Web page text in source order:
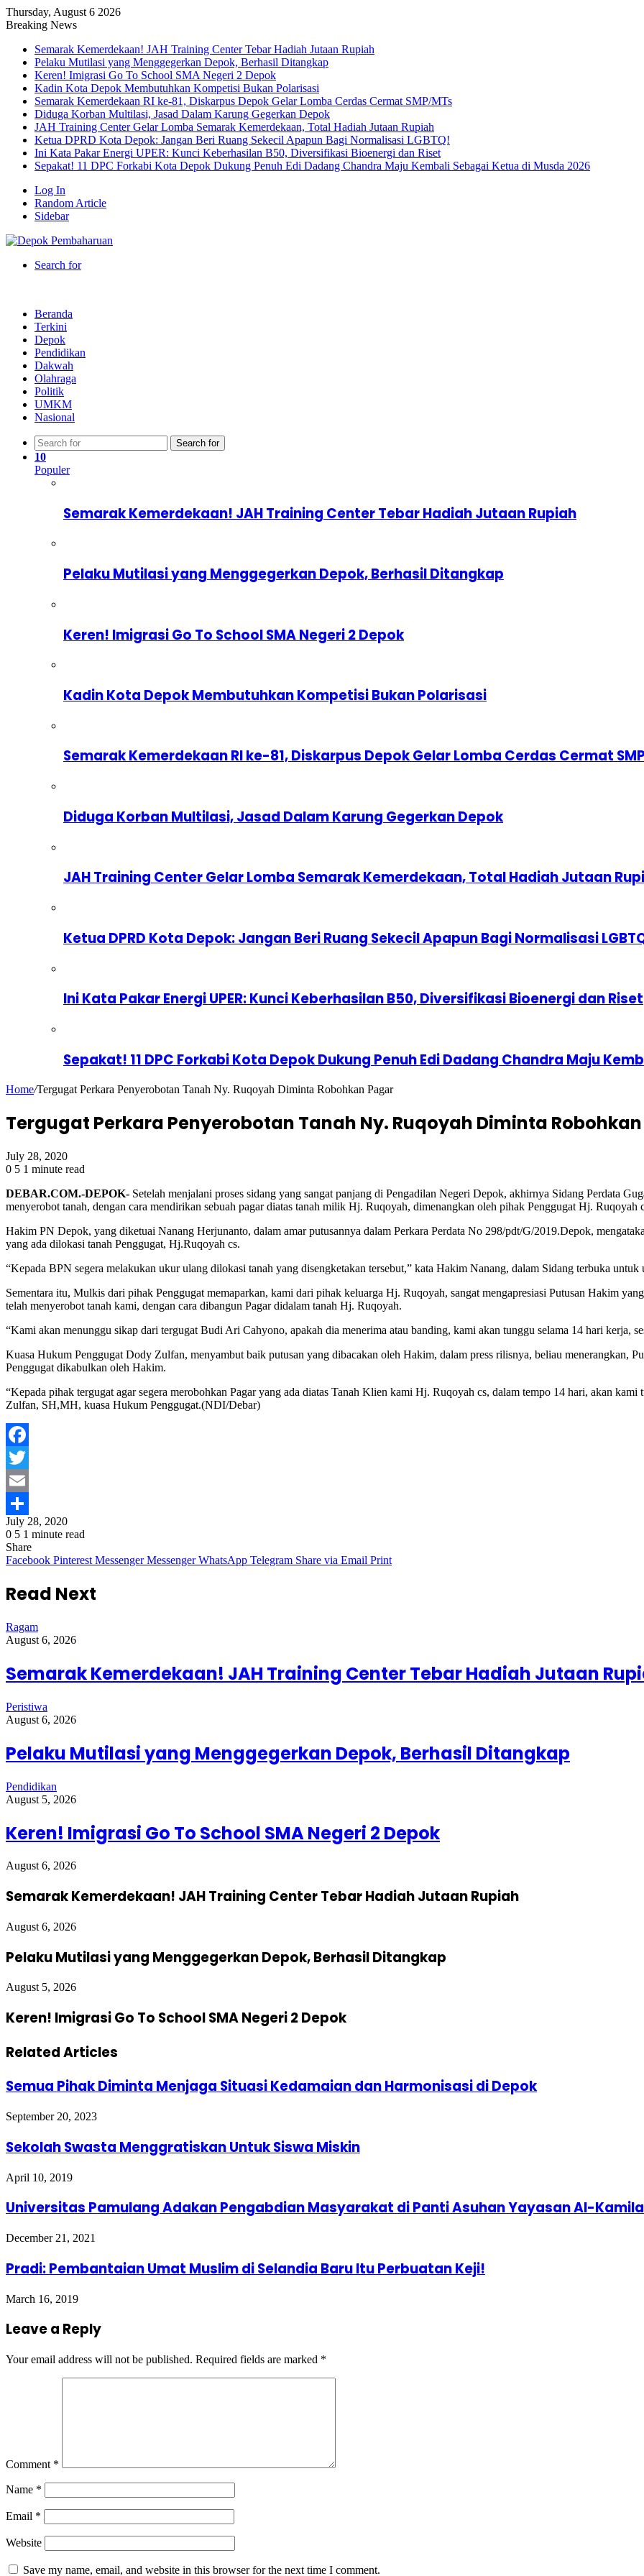
Thursday, August 6 2026
Breaking News
Semarak Kemerdekaan! JAH Training Center Tebar Hadiah Jutaan Rupiah
Pelaku Mutilasi yang Menggegerkan Depok, Berhasil Ditangkap
Keren! Imigrasi Go To School SMA Negeri 2 Depok
Kadin Kota Depok Membutuhkan Kompetisi Bukan Polarisasi
Semarak Kemerdekaan RI ke-81, Diskarpus Depok Gelar Lomba Cerdas Cermat SMP/MTs
Diduga Korban Multilasi, Jasad Dalam Karung Gegerkan Depok
JAH Training Center Gelar Lomba Semarak Kemerdekaan, Total Hadiah Jutaan Rupiah
Ketua DPRD Kota Depok: Jangan Beri Ruang Sekecil Apapun Bagi Normalisasi LGBTQ!
Ini Kata Pakar Energi UPER: Kunci Keberhasilan B50, Diversifikasi Bioenergi dan Riset
Sepakat! 11 DPC Forkabi Kota Depok Dukung Penuh Edi Dadang Chandra Maju Kembali Sebagai Ketua di Musda 2026
Log In
Random Article
Sidebar
Search for
Beranda
Terkini
Depok
Pendidikan
Dakwah
Olahraga
Politik
UMKM
Nasional
Search for
10
Populer
Semarak Kemerdekaan! JAH Training Center Tebar Hadiah Jutaan Rupiah
Pelaku Mutilasi yang Menggegerkan Depok, Berhasil Ditangkap
Keren! Imigrasi Go To School SMA Negeri 2 Depok
Kadin Kota Depok Membutuhkan Kompetisi Bukan Polarisasi
Semarak Kemerdekaan RI ke-81, Diskarpus Depok Gelar Lomba Cerdas Cermat
Diduga Korban Multilasi, Jasad Dalam Karung Gegerkan Depok
JAH Training Center Gelar Lomba Semarak Kemerdekaan, Total Hadiah Jutaan
Ketua DPRD Kota Depok: Jangan Beri Ruang Sekecil Apapun Bagi Normalisasi
Ini Kata Pakar Energi UPER: Kunci Keberhasilan B50, Diversifikasi Bioenergi dan Riset
Sepakat! 11 DPC Forkabi Kota Depok Dukung Penuh Edi Dadang Chandra Maju
Home/Tergugat Perkara Penyerobotan Tanah Ny. Ruqoyah Diminta Robohkan Pagar
Tergugat Perkara Penyerobotan Tanah Ny. Ruqoyah Diminta
July 28, 2020
0 5 1 minute read
DEBAR.COM.-DEPOK- Setelah menjalani proses sidang yang sangat panjang di Pengadilan Negeri Depok, akhirnya Sidang Perdata
menyerobot tanah, dengan cara mendirikan sebuah pagar diatas tanah milik Hj. Ruqoyah, dimenangkan oleh pihak Penggugat Hj. Ruqoyah
Hakim PN Depok, yang diketuai Nanang Herjunanto, dalam amar putusannya dalam Perkara Perdata No 298/pdt/G/2019.Depok,
yang ada dilokasi tanah Penggugat, Hj.Ruqoyah cs.
“Kepada BPN segera melakukan ukur ulang dilokasi tanah yang disengketakan tersebut,” kata Hakim Nanang, dalam Sidang terbuka
Sementara itu, Mulkis dari pihak Penggugat memaparkan, kami dari pihak keluarga Hj. Ruqoyah, sangat mengapresiasi Putusan Hakim
telah menyerobot tanah kami, dengan cara dibangun Pagar didalam tanah Hj. Ruqoyah.
“Kami akan menunggu sikap dari tergugat Budi Ari Cahyono, apakah dia menerima atau banding, kami akan tunggu selama 14 hari kerja,
Kuasa Hukum Penggugat Dody Zulfan, menyambut baik putusan yang dibacakan oleh Hakim, dalam press rilisnya, beliau menerangkan,
Penggugat dikabulkan oleh Hakim.
“Kepada pihak tergugat agar segera merobohkan Pagar yang ada diatas Tanah Klien kami Hj. Ruqoyah cs, dalam tempo 14 hari, akan
Zulfan, SH,MH, kuasa Hukum Penggugat.(NDI/Debar)
Facebook
Twitter
Email
Share
July 28, 2020
0 5 1 minute read
Share
Facebook Pinterest Messenger Messenger WhatsApp Telegram Share via Email Print
Read Next
Ragam
August 6, 2026
Semarak Kemerdekaan! JAH Training Center Tebar Hadiah Jutaan
Peristiwa
August 6, 2026
Pelaku Mutilasi yang Menggegerkan Depok, Berhasil Ditangkap
Pendidikan
August 5, 2026
Keren! Imigrasi Go To School SMA Negeri 2 Depok
August 6, 2026
Semarak Kemerdekaan! JAH Training Center Tebar Hadiah Jutaan Rupiah
August 6, 2026
Pelaku Mutilasi yang Menggegerkan Depok, Berhasil Ditangkap
August 5, 2026
Keren! Imigrasi Go To School SMA Negeri 2 Depok
Related Articles
Semua Pihak Diminta Menjaga Situasi Kedamaian dan Harmonisasi di Depok
September 20, 2023
Sekolah Swasta Menggratiskan Untuk Siswa Miskin
April 10, 2019
Universitas Pamulang Adakan Pengabdian Masyarakat di Panti Asuhan Yayasan Al-
December 21, 2021
Pradi: Pembantaian Umat Muslim di Selandia Baru Itu Perbuatan Keji!
March 16, 2019
Leave a Reply
Your email address will not be published. Required fields are marked *
Comment *
Name *
Email *
Website
Save my name, email, and website in this browser for the next time I comment.